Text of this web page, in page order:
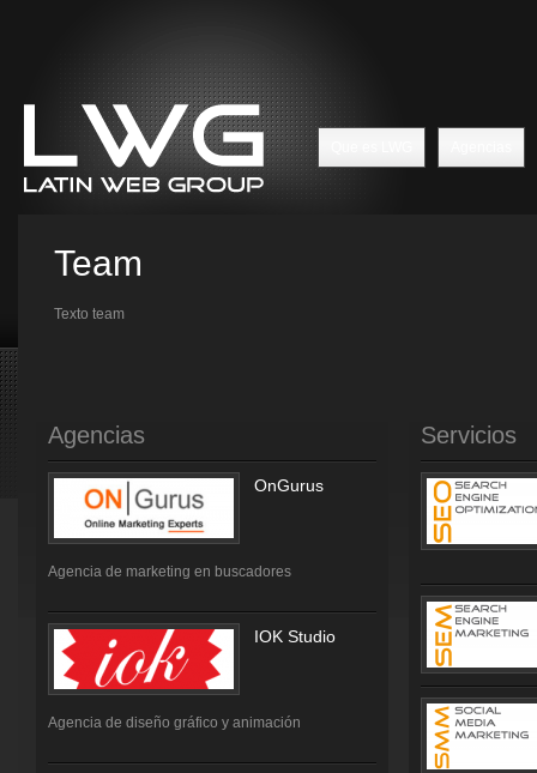
Team
Texto team
Agencias
OnGurus
Agencia de marketing en buscadores
IOK Studio
Agencia de diseño gráfico y animación
Servicios